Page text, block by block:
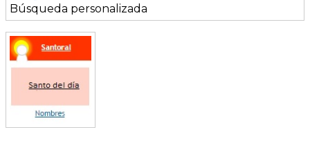
Búsqueda personalizada